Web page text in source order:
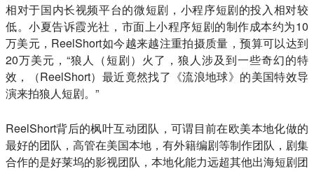
相对于国内长视频平台的微短剧，小程序短剧的投入相对较
低。小夏告诉霞光社，市面上小程序短剧的制作成本约为10
万美元，ReelShort如今越来越注重拍摄质量，预算可以达到
20万美元，“狼人（短剧）火了，狼人涉及到一些奇幻的特
效，（ReelShort）最近竟然找了《流浪地球》的美国特效导
演来拍狼人短剧。”
ReelShort背后的枫叶互动团队，可谓目前在欧美本地化做的
最好的团队，高管在美国本地，有外籍编剧等制作团队，剧集
合作的是好莱坞的影视团队，本地化能力远超其他出海短剧团